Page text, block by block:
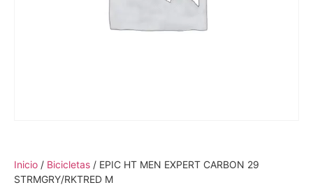
Inicio / Bicicletas / EPIC HT MEN EXPERT CARBON 29
STRMGRY/RKTRED M